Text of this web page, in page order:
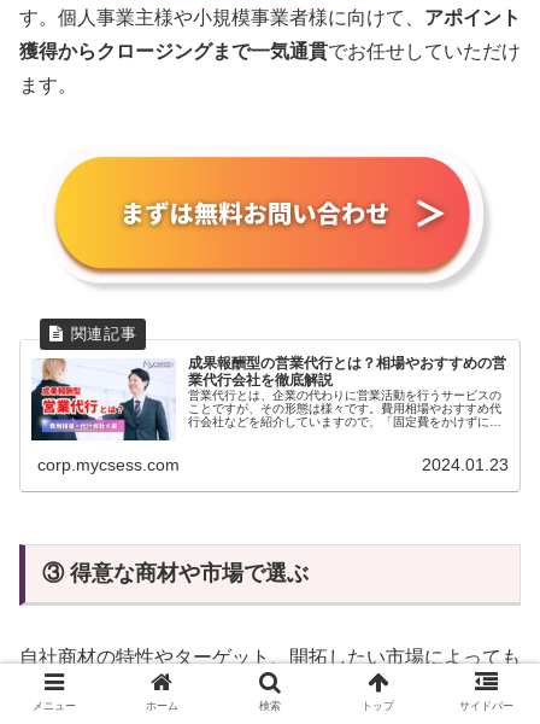
す。個人事業主様や小規模事業者様に向けて、 アポイント
獲得からクロージングまで一気通貫でお任せしていただけ
ます。
成果報酬型の営業代行とは？相場やおすすめの営
業代行会社を徹底解説
営業代行とは、企業の代わりに営業活動を行うサービスの
ことですが、その形態は様々です。費用相場やおすすめ代
行会社などを紹介していますので、「固定費をかけずに営
corp.mycsess.com 2024.01.23
③ 得意な商材や市場で選ぶ
自社商材の特性やターゲット、開拓したい市場によっても
依頼すべき「販売代理店」は変わります。
メニュー ホーム 検索 トップ サイドバー